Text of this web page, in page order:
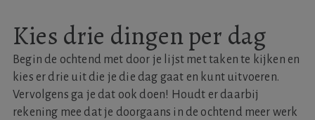
Kies drie dingen per dag
Begin de ochtend met door je lijst met taken te kijken en
kies er drie uit die je die dag gaat en kunt uitvoeren.
Vervolgens ga je dat ook doen! Houdt er daarbij
rekening mee dat je doorgaans in de ochtend meer werk